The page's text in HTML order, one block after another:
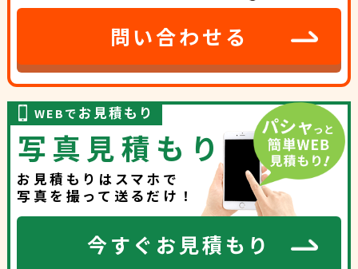
問い合わせる
WEBでお見積もり
お見積もりはスマホで
写真を撮って送るだけ！
写真見積もり
今すぐお見積もり